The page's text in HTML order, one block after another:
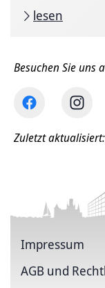
lesen
Besuchen Sie uns
Zuletzt
Impressum
AGB und